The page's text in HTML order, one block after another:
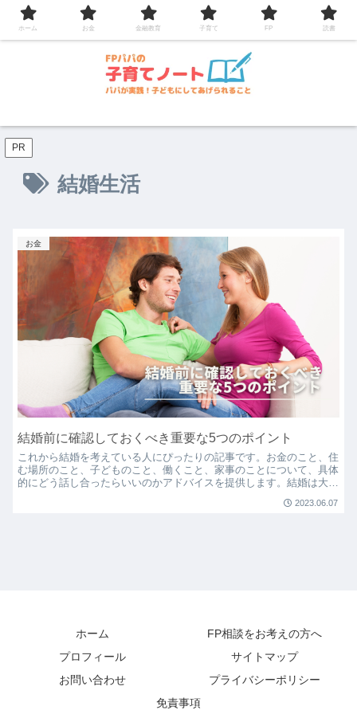
コンテンツへスキップ
PR
結婚生活
お金
結婚前に確認しておくべき重要な5つのポイント
これから結婚を考えている人にぴったりの記事です。お金のこと、住
む場所のこと、子どものこと、働くこと、家事のことについて、具体
的にどう話し合ったらいいのかアドバイスを提供します。結婚は大切
2023.06.07
ホーム
FP相談をお考えの方へ
プロフィール
サイトマップ
お問い合わせ
プライバシーポリシー
免責事項
ホーム お金 金融教育 子育て FP 読書